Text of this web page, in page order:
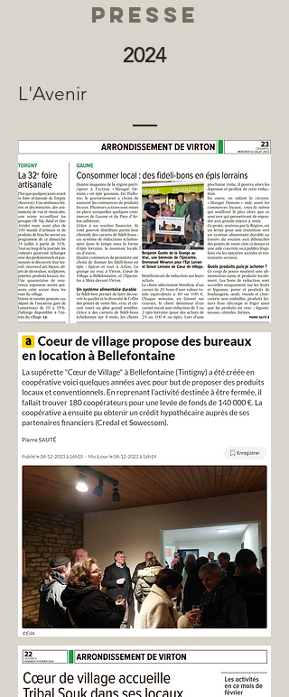
presse
2024
L'Avenir